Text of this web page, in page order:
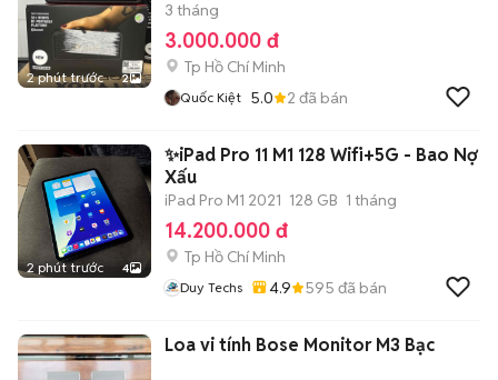
2 phút trước 2
3 tháng
3.000.000 đ
Tp Hồ Chí Minh
Quốc Kiệt 5.0 2 đã bán
2 phút trước 4
✨iPad Pro 11 M1 128 Wifi+5G - Bao Nợ
Xấu
iPad Pro M1 2021 128 GB 1 tháng
14.200.000 đ
Tp Hồ Chí Minh
Duy Techs 4.9 595 đã bán
Loa vi tính Bose Monitor M3 Bạc